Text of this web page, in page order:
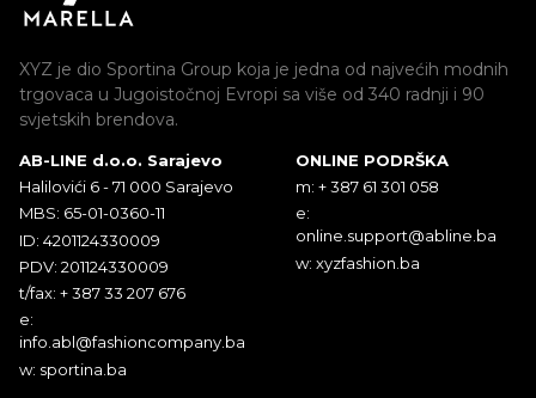
XYZ je dio Sportina Group koja je jedna od najvećih modnih
trgovaca u Jugoistočnoj Evropi sa više od 340 radnji i 90
svjetskih brendova.
AB-LINE d.o.o. Sarajevo
Halilovići 6 - 71 000 Sarajevo
MBS: 65-01-0360-11
ID: 4201124330009
PDV: 201124330009
t/fax: + 387 33 207 676
e:
info.abl@fashioncompany.ba
w: sportina.ba
ONLINE PODRŠKA
m: + 387 61 301 058
e:
online.support@abline.ba
w: xyzfashion.ba